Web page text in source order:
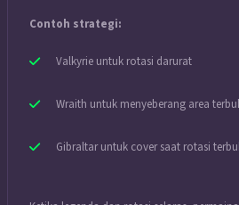
Contoh strategi:
Valkyrie untuk rotasi darurat
Wraith untuk menyeberang area
Gibraltar untuk cover saat rotasi